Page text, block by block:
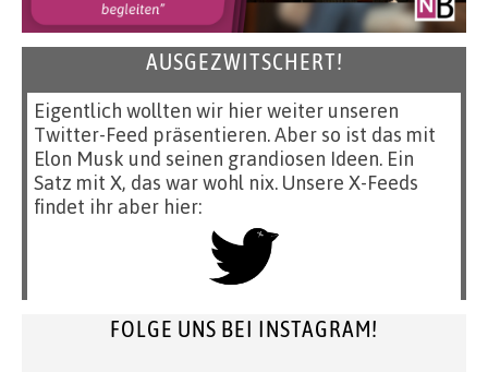
AUSGEZWITSCHERT!
Eigentlich wollten wir hier weiter unseren
Twitter-Feed präsentieren. Aber so ist das mit
Elon Musk und seinen grandiosen Ideen. Ein
Satz mit X, das war wohl nix. Unsere X-Feeds
findet ihr aber hier:
FOLGE UNS BEI INSTAGRAM!